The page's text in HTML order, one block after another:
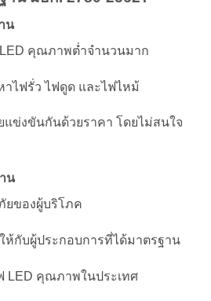
น
คุณภาพต่ำจำนวนมาก
าไฟรั่ว ไฟดูด และไฟไหม้
แข่งขันกันด้วยราคา โดยไม่สนใจ
น
ยของผู้บริโภค
ห้กับผู้ประกอบการที่ได้มาตรฐาน
LED คุณภาพในประเทศ